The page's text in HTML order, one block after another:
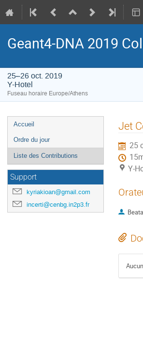
Geant4-DNA 2019
25–26 oct. 2019
Y-Hotel
Fuseau horaire Europe/Athens
Menu
de
l'événement
Accueil
Ordre du jour
Liste des Contributions
Support
kyriakioan@gmail.com
incerti@cenbg.in2p3.fr
Jet
25
Y-